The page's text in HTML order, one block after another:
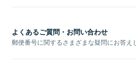
よくあるご質問・お問い合わせ
郵便番号に関するさまざまな疑問にお答え